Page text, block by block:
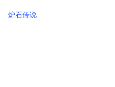
炉石传说